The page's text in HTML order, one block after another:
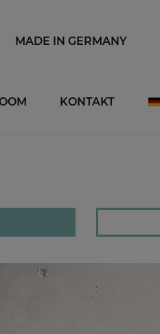
MADE IN GERMANY
KONTAKT